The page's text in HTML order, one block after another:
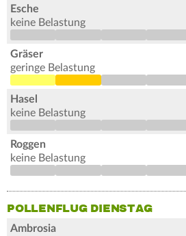
Esche
keine Belastung
Gräser
geringe Belastung
Hasel
keine Belastung
Roggen
keine Belastung
POLLENFLUG DIENSTAG
Ambrosia